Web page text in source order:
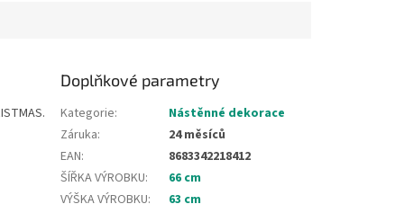
Doplňkové parametry
Kategorie:
Nástěnné dekorace
Záruka:
24 měsíců
EAN:
8683342218412
ŠÍŘKA VÝROBKU:
66 cm
VÝŠKA VÝROBKU: 63 cm